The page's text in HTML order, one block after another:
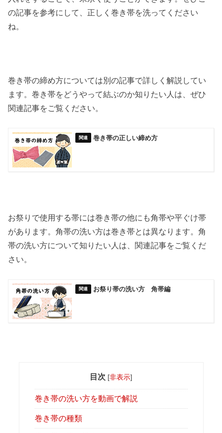
の記事を参考にして、正しく巻き帯を洗ってください
ね。
巻き帯の締め方については別の記事で詳しく解説してい
ます。巻き帯をどうやって結ぶのか知りたい人は、ぜひ
関連記事をご覧ください。
巻き帯の正しい締め方
お祭りで使用する帯には巻き帯の他にも角帯や平ぐけ帯
があります。角帯の洗い方は巻き帯とは異なります。角
帯の洗い方について知りたい人は、関連記事をご覧くだ
さい。
お祭り帯の洗い方 角帯編
目次 [非表示]
巻き帯の洗い方を動画で解説
巻き帯の種類